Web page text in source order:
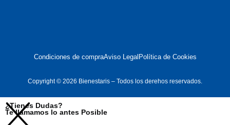
Copyright © 2026 Bienestaris – Todos los derehos reservados.
Condiciones de compraAviso Legal Política de Cookies
¿Tienes Dudas?
Te llamamos lo antes Posible